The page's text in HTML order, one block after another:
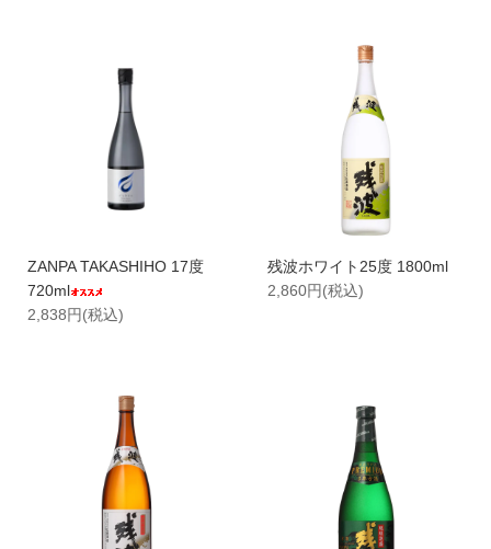
ZANPA TAKASHIHO 17度
720ml
2,838円(税込)
残波ホワイト25度 1800ml
2,860円(税込)